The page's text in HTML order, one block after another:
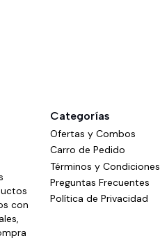
con
Categorías
Ofertas y Combos
Carro de Pedido
Términos y Condiciones
Preguntas Frecuentes
Política de Privacidad